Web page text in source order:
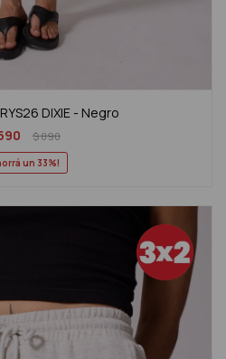
DIXIE - Negro
$890
33